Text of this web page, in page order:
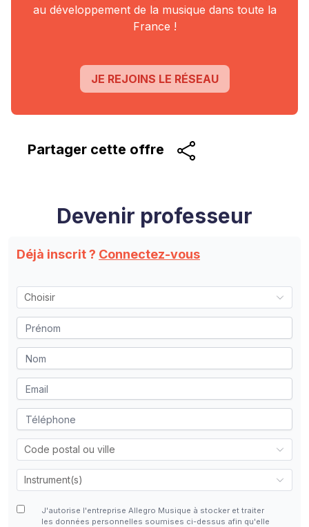
au développement de la musique dans toute la
France !
JE REJOINS LE RÉSEAU
Partager cette offre
Devenir professeur
Déjà inscrit ? Connectez-vous
J'autorise l'entreprise Allegro Musique à stocker et traiter
les données personnelles soumises ci-dessus afin qu'elle